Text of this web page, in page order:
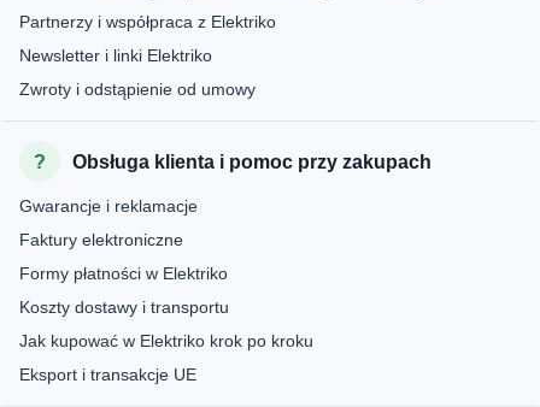
Partnerzy i współpraca z Elektriko
Newsletter i linki Elektriko
Zwroty i odstąpienie od umowy
Obsługa klienta i pomoc przy zakupach
Gwarancje i reklamacje
Faktury elektroniczne
Formy płatności w Elektriko
Koszty dostawy i transportu
Jak kupować w Elektriko krok po kroku
Eksport i transakcje UE